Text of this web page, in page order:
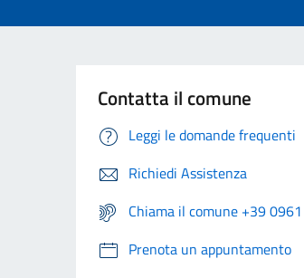
Contatta il comune
Leggi le domande frequenti
Richiedi Assistenza
Chiama il comune +39
Prenota un appuntamento